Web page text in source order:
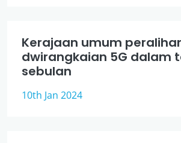
Kerajaan umum
dwirangkaian 5G dalam
sebulan
10th Jan 2024